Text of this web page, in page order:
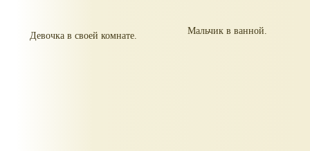
Девочка в своей комнате. Мальчик в ванной.